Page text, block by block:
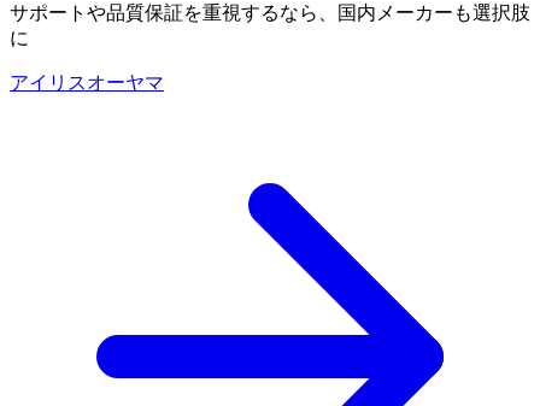
サポートや品質保証を重視するなら、国内メーカーも選択肢
に
アイリスオーヤマ